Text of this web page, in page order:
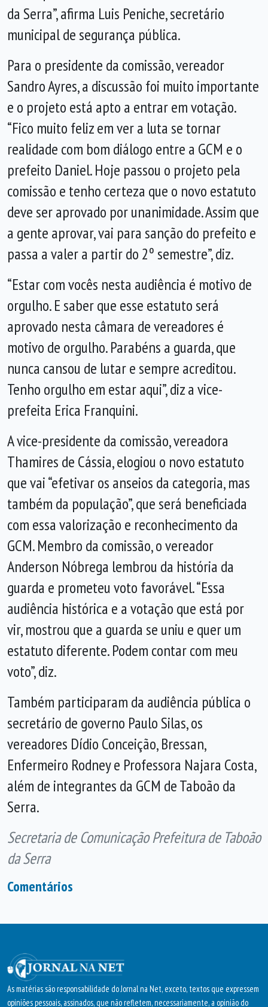
da Serra”, afirma Luis Peniche, secretário
municipal de segurança pública.
Para o presidente da comissão, vereador
Sandro Ayres, a discussão foi muito importante
e o projeto está apto a entrar em votação.
“Fico muito feliz em ver a luta se tornar
realidade com bom diálogo entre a GCM e o
prefeito Daniel. Hoje passou o projeto pela
comissão e tenho certeza que o novo estatuto
deve ser aprovado por unanimidade. Assim que
a gente aprovar, vai para sanção do prefeito e
passa a valer a partir do 2º semestre”, diz.
“Estar com vocês nesta audiência é motivo de
orgulho. E saber que esse estatuto será
aprovado nesta câmara de vereadores é
motivo de orgulho. Parabéns a guarda, que
nunca cansou de lutar e sempre acreditou.
Tenho orgulho em estar aqui”, diz a vice-
prefeita Erica Franquini.
A vice-presidente da comissão, vereadora
Thamires de Cássia, elogiou o novo estatuto
que vai “efetivar os anseios da categoria, mas
também da população”, que será beneficiada
com essa valorização e reconhecimento da
GCM. Membro da comissão, o vereador
Anderson Nóbrega lembrou da história da
guarda e prometeu voto favorável. “Essa
audiência histórica e a votação que está por
vir, mostrou que a guarda se uniu e quer um
estatuto diferente. Podem contar com meu
voto”, diz.
Também participaram da audiência pública o
secretário de governo Paulo Silas, os
vereadores Dídio Conceição, Bressan,
Enfermeiro Rodney e Professora Najara Costa,
além de integrantes da GCM de Taboão da
Serra.
Secretaria de Comunicação Prefeitura de Taboão
da Serra
Comentários
As matérias são responsabilidade do Jornal na Net, exceto, textos que expressem
opiniões pessoais, assinados, que não refletem, necessariamente, a opinião do